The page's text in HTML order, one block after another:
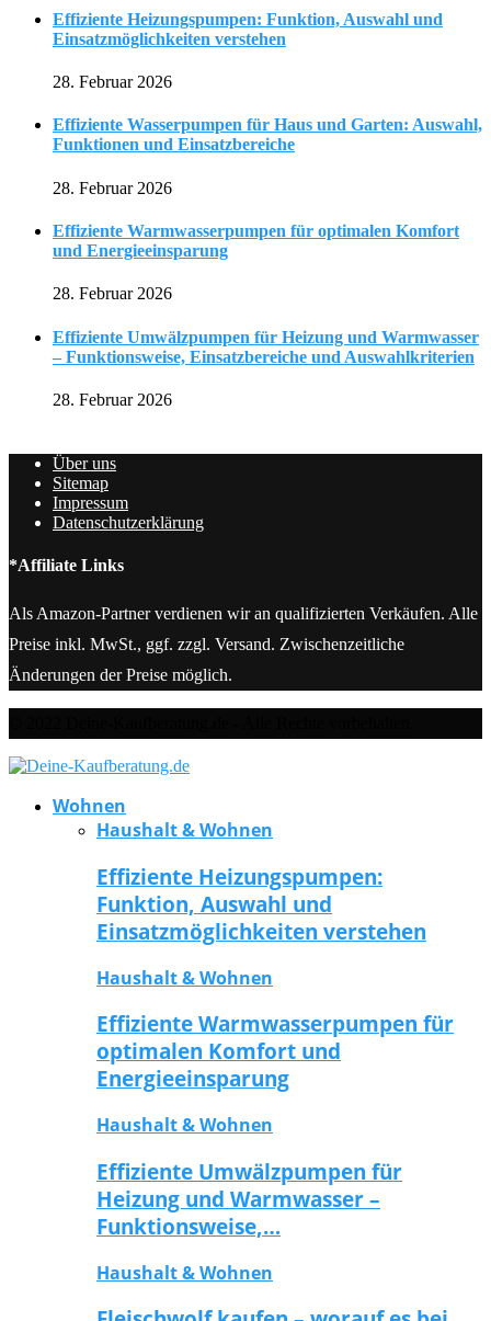
Effiziente Heizungspumpen: Funktion, Auswahl und
Einsatzmöglichkeiten verstehen
28. Februar 2026
Effiziente Wasserpumpen für Haus und Garten: Auswahl,
Funktionen und Einsatzbereiche
28. Februar 2026
Effiziente Warmwasserpumpen für optimalen Komfort
und Energieeinsparung
28. Februar 2026
Effiziente Umwälzpumpen für Heizung und Warmwasser
– Funktionsweise, Einsatzbereiche und Auswahlkriterien
28. Februar 2026
Über uns
Sitemap
Impressum
Datenschutzerklärung
*Affiliate Links
Als Amazon-Partner verdienen wir an qualifizierten Verkäufen. Alle
Preise inkl. MwSt., ggf. zzgl. Versand. Zwischenzeitliche
Änderungen der Preise möglich.
Wohnen
Haushalt & Wohnen
Effiziente Heizungspumpen:
Funktion, Auswahl und
Einsatzmöglichkeiten verstehen
Haushalt & Wohnen
Effiziente Warmwasserpumpen für
optimalen Komfort und
Energieeinsparung
Haushalt & Wohnen
Effiziente Umwälzpumpen für
Heizung und Warmwasser –
Funktionsweise,…
Haushalt & Wohnen